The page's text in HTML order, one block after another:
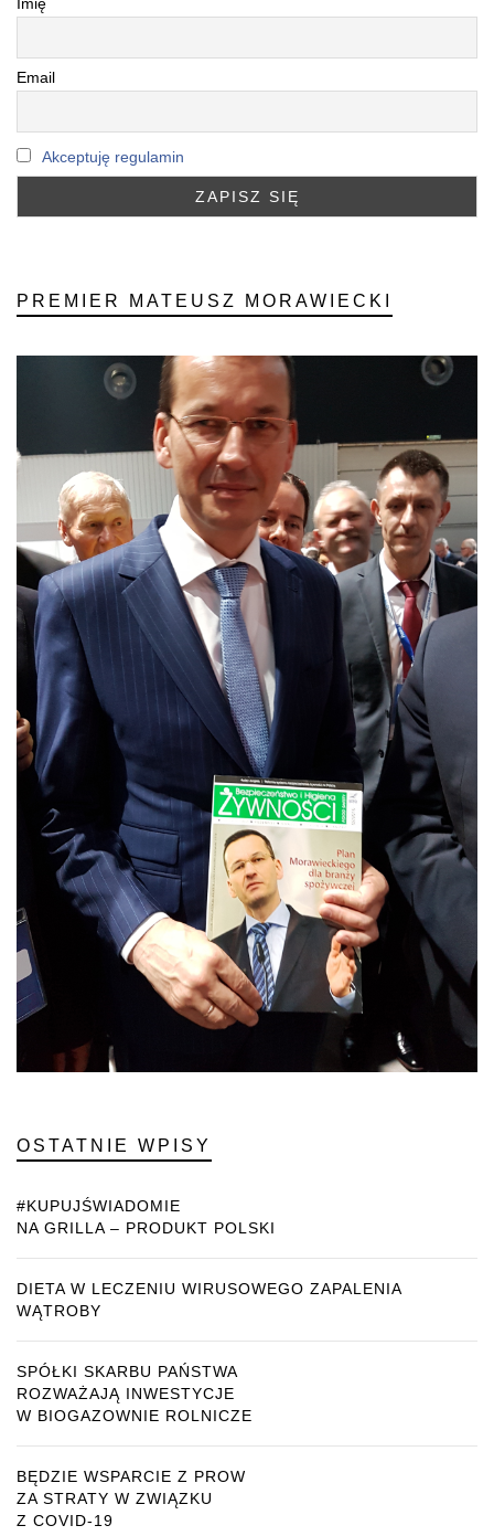
Email
Akceptuję regulamin
PREMIER MATEUSZ MORAWIECKI
OSTATNIE WPISY
#KUPUJŚWIADOMIE
NA GRILLA – PRODUKT POLSKI
DIETA W LECZENIU WIRUSOWEGO ZAPALENIA
WĄTROBY
SPÓŁKI SKARBU PAŃSTWA
ROZWAŻAJĄ INWESTYCJE
W BIOGAZOWNIE ROLNICZE
BĘDZIE WSPARCIE Z PROW
ZA STRATY W ZWIĄZKU
Z COVID-19